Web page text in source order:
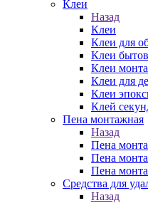
Клеи
Назад
Клеи
Клеи для
Клеи
Клеи
Клеи для
Клеи
Клей
Пена монтажная
Назад
Пена
Пена
Пена
Средства для
Назад